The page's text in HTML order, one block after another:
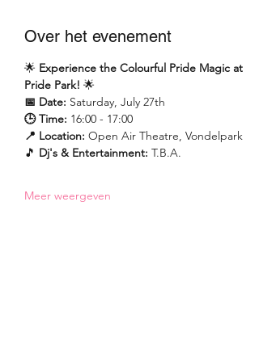
Over het evenement
🌟 Experience the Colourful Pride Magic at
Pride Park! 🌟
📅 Date: Saturday, July 27th
🕒 Time: 16:00 - 17:00
📍 Location: Open Air Theatre, Vondelpark
🎵 Dj's & Entertainment: T.B.A.
Meer weergeven